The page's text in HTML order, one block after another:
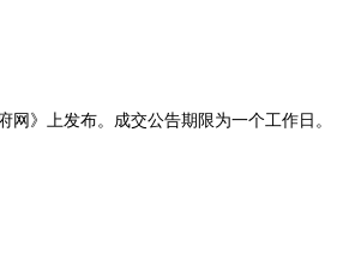
》上发布。成交公告期限为一个工作日。